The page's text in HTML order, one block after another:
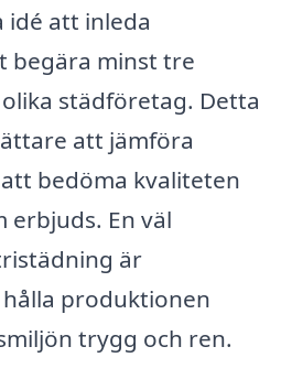
idé att inleda
begära minst tre
städföretag. Detta
att jämföra
bedöma kvaliteten
erbjuds. En väl
är
produktionen
trygg och ren.